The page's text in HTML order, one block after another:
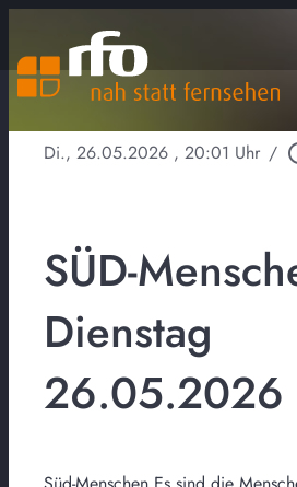
Di., 26.05.2026 , 20:01 Uhr /
SÜD-
Dienstag
26.05.2026